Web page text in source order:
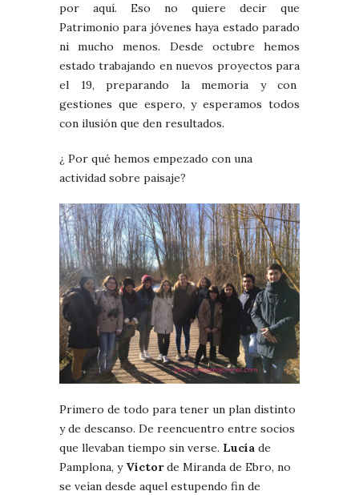
por aquí. Eso no quiere decir que
Patrimonio para jóvenes haya estado parado
ni mucho menos. Desde octubre hemos
estado trabajando en nuevos proyectos para
el 19, preparando la memoria y con
gestiones que espero, y esperamos todos
con ilusión que den resultados.
¿ Por qué hemos empezado con una
actividad sobre paisaje?
Primero de todo para tener un plan distinto
y de descanso. De reencuentro entre socios
que llevaban tiempo sin verse. Lucía de
Pamplona, y Víctorde Miranda de Ebro, no
se veían desde aquel estupendo fin de